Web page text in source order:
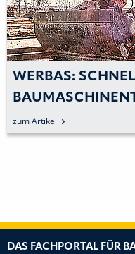
WERBAS:
ZUM ZEPPELIN-
zum Artikel
DAS FACHPORTAL FÜR